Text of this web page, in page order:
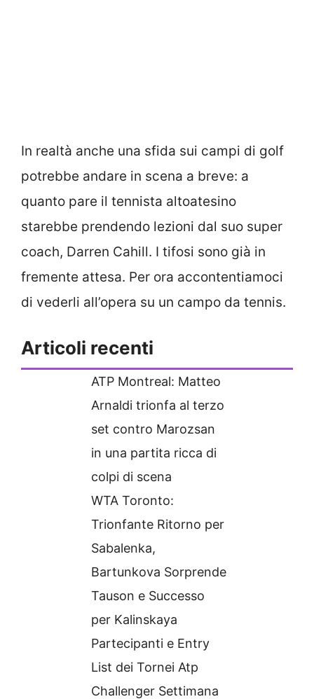
In realtà anche una sfida sui campi di golf
potrebbe andare in scena a breve: a
quanto pare il tennista altoatesino
starebbe prendendo lezioni dal suo super
coach, Darren Cahill. I tifosi sono già in
fremente attesa. Per ora accontentiamoci
di vederli all’opera su un campo da tennis.
Articoli recenti
ATP Montreal: Matteo
Arnaldi trionfa al terzo
set contro Marozsan
in una partita ricca di
colpi di scena
WTA Toronto:
Trionfante Ritorno per
Sabalenka,
Bartunkova Sorprende
Tauson e Successo
per Kalinskaya
Partecipanti e Entry
List dei Tornei Atp
Challenger Settimana